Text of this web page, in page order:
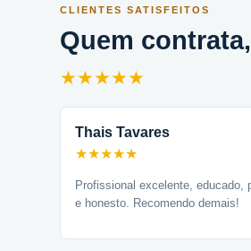
CLIENTES SATISFEITOS
Quem
★★★★★
Thais Tavares
★★★★★
Profissional excelente, educado,
e honesto. Recomendo demais!